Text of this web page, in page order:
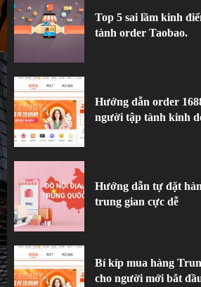
2
3
Hướng dẫn tự đặt
Top 5 sai lầm kinh
tành order Taobao.
Hướng dẫn order
người tập tành kinh
Hướng dẫn tự đặt
trung gian cực dễ
Bí kíp mua hàng
cho người mới bắt